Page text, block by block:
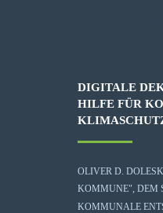
DIGITALE
HILFE FÜR
OLIVER D.
KOMMUNE", DEM
KOMMUNALE